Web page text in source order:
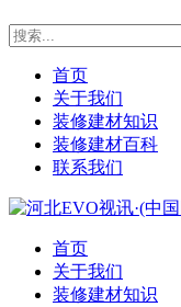
首页
关于我们
装修建材知识
装修建材百科
联系我们
首页
关于我们
装修建材知识